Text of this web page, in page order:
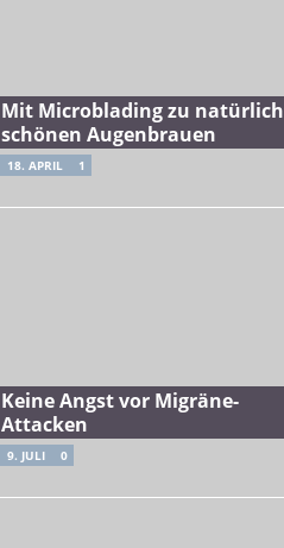
Mit Microblading zu natürlich
schönen Augenbrauen
18. APRIL 1
Keine Angst vor Migräne-
Attacken
9. JULI 0